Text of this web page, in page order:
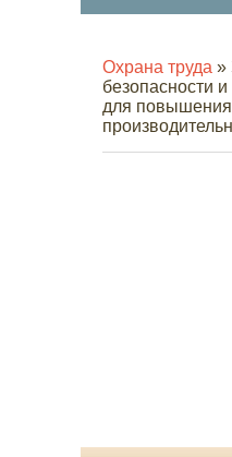
Охрана труда »
безопасности
для повышения